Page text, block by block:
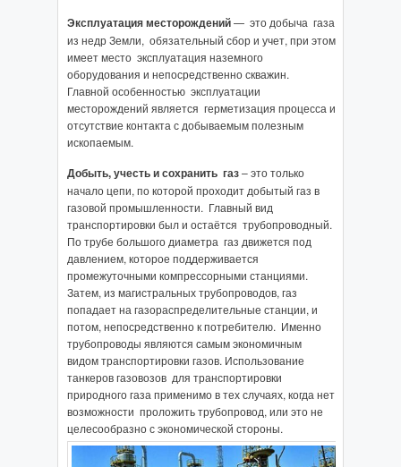
Эксплуатация месторождений— это добыча газа
из недр Земли, обязательный сбор и учет, при этом
имеет место эксплуатация наземного
оборудования и непосредственно скважин.
Главной особенностью эксплуатации
месторождений является герметизация процесса и
отсутствие контакта с добываемым полезным
ископаемым.
Добыть, учесть и сохранить газ– это только
начало цепи, по которой проходит добытый газ в
газовой промышленности. Главный вид
транспортировки был и остаётся трубопроводный.
По трубе большого диаметра газ движется под
давлением, которое поддерживается
промежуточными компрессорными станциями.
Затем, из магистральных трубопроводов, газ
попадает на газораспределительные станции, и
потом, непосредственно к потребителю. Именно
трубопроводы являются самым экономичным
видом транспортировки газов. Использование
танкеров газовозов для транспортировки
природного газа применимо в тех случаях, когда нет
возможности проложить трубопровод, или это не
целесообразно с экономической стороны.